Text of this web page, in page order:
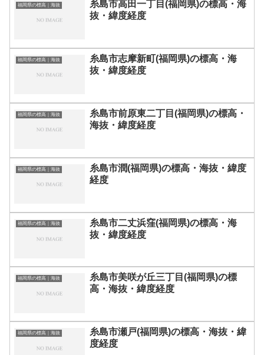
福岡県の標高｜海抜
糸島市高田一丁目(福岡県)の標高・海
抜・緯度経度
福岡県の標高｜海抜
糸島市志摩新町(福岡県)の標高・海
抜・緯度経度
福岡県の標高｜海抜
糸島市前原東二丁目(福岡県)の標高・
海抜・緯度経度
福岡県の標高｜海抜
糸島市潤(福岡県)の標高・海抜・緯度
経度
福岡県の標高｜海抜
糸島市二丈浜窪(福岡県)の標高・海
抜・緯度経度
福岡県の標高｜海抜
糸島市美咲が丘三丁目(福岡県)の標
高・海抜・緯度経度
福岡県の標高｜海抜
糸島市瀬戸(福岡県)の標高・海抜・緯
度経度